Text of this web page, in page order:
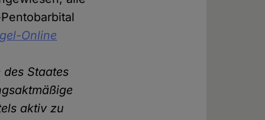
Online
Staates
aktiv zu